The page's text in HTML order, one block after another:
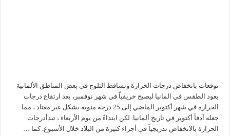
توقعات بانخفاض درجات الحرارة وتساقط الثلوج في بعض المناطق الألمانية
يعود الطقس في المانيا ليصبح خريفياً في شهر نوفمبر، بعد ارتفاع درجات
الحرارة في شهر أكتوبر الماضي إلى 25 درجة مئوية بشكل غير معتاد ، مما
جعله أدفأ أكتوبر في تاريخ ألمانيا. لكن ابتداءً من يوم الأربعاء ، تبدأدرجات
الحرارة بالانخفاض تدريجياً في أجزاء كثيرة من البلاد خلال الأسبوع. كما …